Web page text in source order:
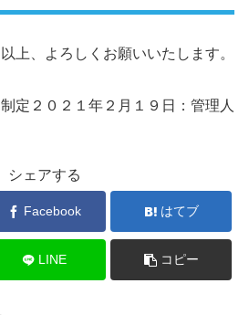
以上、よろしくお願いいたします。
制定２０２１年２月１９日：管理人
シェアする
Facebook はてブ
LINE コピー